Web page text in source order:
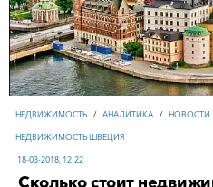
НЕДВИЖИМОСТЬ / АНАЛИТИКА / НОВОСТИ
НЕДВИЖИМОСТЬ ШВЕЦИЯ
18-03-2018, 12:22
Сколько стоит